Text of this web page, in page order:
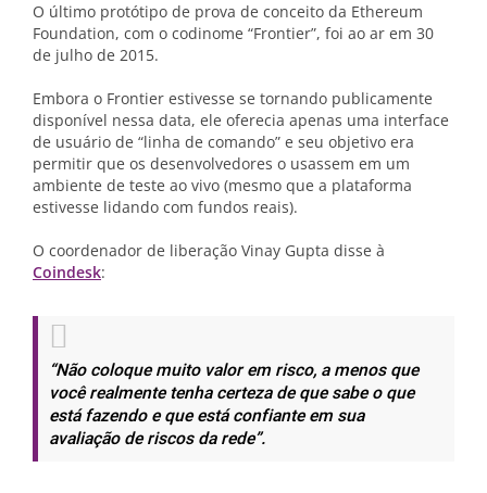
O último protótipo de prova de conceito da Ethereum
Foundation, com o codinome “Frontier”, foi ao ar em 30
de julho de 2015.
Embora o Frontier estivesse se tornando publicamente
disponível nessa data, ele oferecia apenas uma interface
de usuário de “linha de comando” e seu objetivo era
permitir que os desenvolvedores o usassem em um
ambiente de teste ao vivo (mesmo que a plataforma
estivesse lidando com fundos reais).
O coordenador de liberação Vinay Gupta disse à
Coindesk:
“Não coloque muito valor em risco, a menos que
você realmente tenha certeza de que sabe o que
está fazendo e que está confiante em sua
avaliação de riscos da rede”.